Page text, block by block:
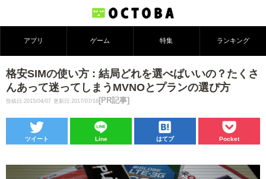
アプリ ゲーム 特集 ランキング
格安SIMの使い方 : 結局どれを選べばいいの？たくさ
んあって迷ってしまうMVNOとプランの選び方
投稿日:2015/04/07 更新日:2017/07/16 [PR記事]
ツイート Line はてブ Pocket